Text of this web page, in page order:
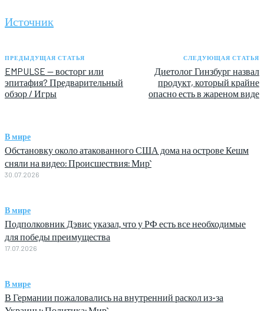
Источник
ПРЕДЫДУЩАЯ СТАТЬЯ
EMPULSE — восторг или
эпитафия? Предварительный
обзор / Игры
СЛЕДУЮЩАЯ СТАТЬЯ
Диетолог Гинзбург назвал
продукт, который крайне
опасно есть в жареном виде
В мире
Обстановку около атакованного США дома на острове Кешм
сняли на видео: Происшествия: Мир`
30.07.2026
В мире
Подполковник Дэвис указал, что у РФ есть все необходимые
для победы преимущества
17.07.2026
В мире
В Германии пожаловались на внутренний раскол из-за